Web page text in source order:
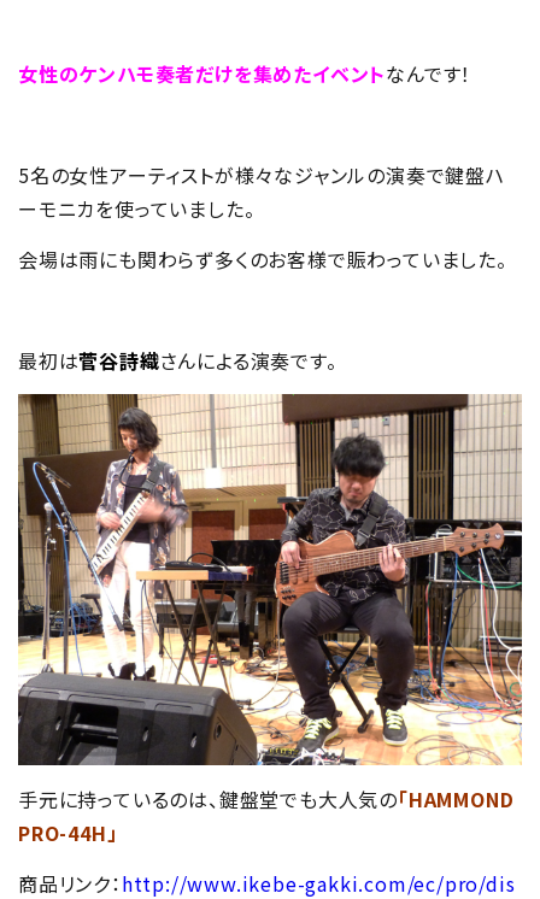
女性のケンハモ奏者だけを集めたイベントなんです！
5名の女性アーティストが様々なジャンルの演奏で鍵盤ハ
ーモニカを使っていました。
会場は雨にも関わらず多くのお客様で賑わっていました。
最初は菅谷詩織さんによる演奏です。
手元に持っているのは、鍵盤堂でも大人気の「HAMMOND
PRO-44H」
商品リンク：http://www.ikebe-gakki.com/ec/pro/dis